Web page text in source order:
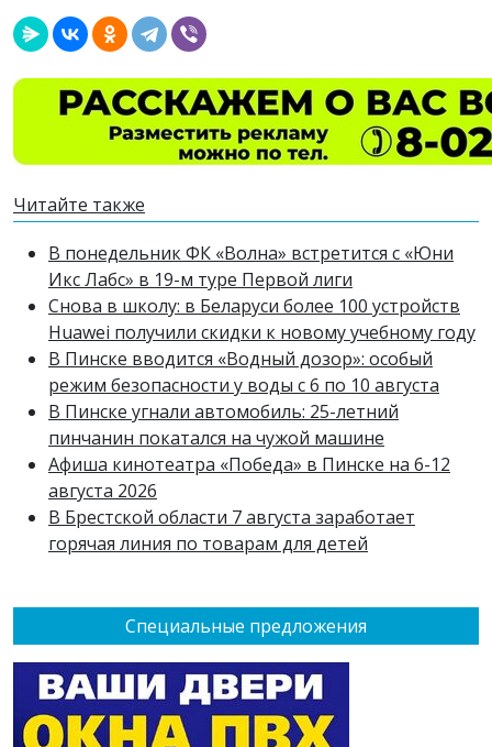
Специальные предложения
Читайте также
В понедельник ФК «Волна» встретится с «Юни
Икс Лабс» в 19-м туре Первой лиги
Снова в школу: в Беларуси более 100 устройств
Huawei получили скидки к новому учебному году
В Пинске вводится «Водный дозор»: особый
режим безопасности у воды с 6 по 10 августа
В Пинске угнали автомобиль: 25-летний
пинчанин покатался на чужой машине
Афиша кинотеатра «Победа» в Пинске на 6-12
августа 2026
В Брестской области 7 августа заработает
горячая линия по товарам для детей